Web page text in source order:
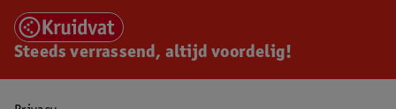
Steeds verrassend, altijd voordelig!